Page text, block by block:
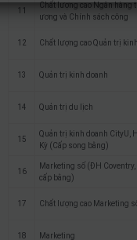
11
Chất lượng cao Ngân hàng
ương và Chính sách công
12 Chất lượng cao Quản trị
13 Quản trị kinh doanh
14 Quản trị du lịch
15
Quản trị kinh doanh CityU,
Kỳ (Cấp song bằng)
16
Marketing số (ĐH Coventry,
cấp bằng)
17 Chất lượng cao Marketing
18 Marketing